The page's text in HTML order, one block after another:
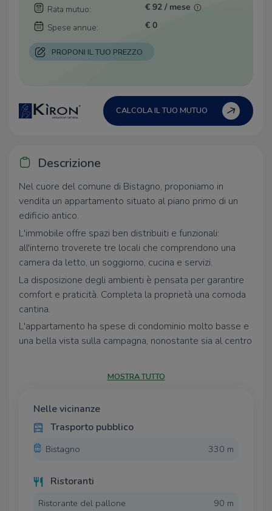
Rata mutuo:
€ 92 / mese
Spese annue:
€ 0
PROPONI IL TUO PREZZO
CALCOLA IL TUO MUTUO
Descrizione
Nel cuore del comune di Bistagno, proponiamo in
vendita un appartamento situato al piano primo di un
edificio antico.
L'immobile offre spazi ben distribuiti e funzionali:
all'interno troverete tre locali che comprendono una
camera da letto, un soggiorno, cucina e servizi.
La disposizione degli ambienti è pensata per garantire
comfort e praticità. Completa la proprietà una comoda
cantina.
L'appartamento ha spese di condominio molto basse e
una bella vista sulla campagna, nonostante sia al centro
Vi è la possibilità di acquistare una casa adiacente.
MOSTRA TUTTO
Nelle vicinanze
Trasporto pubblico
Bistagno 330 m
Ristoranti
Ristorante del pallone
90 m